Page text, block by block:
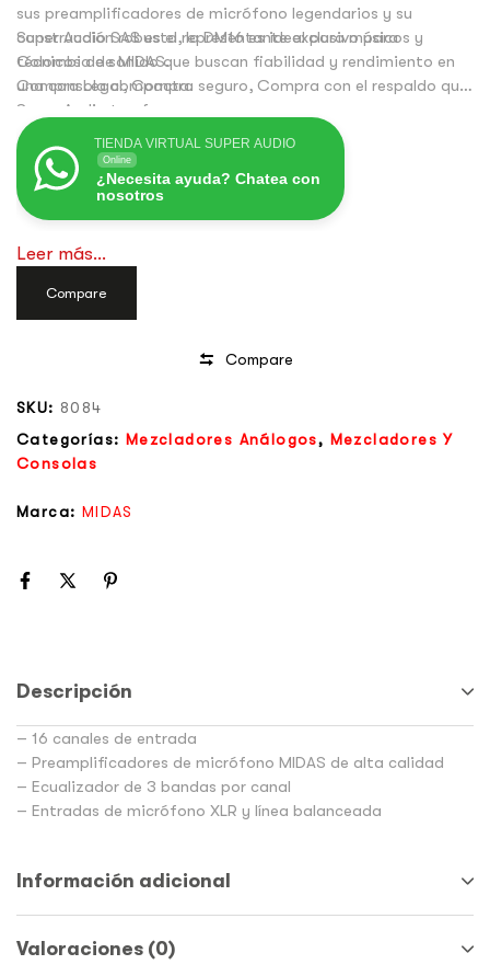
sus preamplificadores de micrófono legendarios y su
construcción robusta, la DM16 es ideal para músicos y
técnicos de sonido que buscan fiabilidad y rendimiento en
una consola compacta.
Super Audio SAS es el representante exclusivo para
Colombia de MIDAS.
Compra Legal, Compra seguro, Compra con el respaldo que
Super Audio te ofrece.
TIENDA VIRTUAL SUPER AUDIO
Online
¿Necesita ayuda? Chatea con
nosotros
Leer más...
Compare
Compare
SKU: 8084
Categorías: Mezcladores Análogos, Mezcladores Y
Consolas
Marca: MIDAS
Descripción
– 16 canales de entrada
– Preamplificadores de micrófono MIDAS de alta calidad
– Ecualizador de 3 bandas por canal
– Entradas de micrófono XLR y línea balanceada
Información adicional
Valoraciones (0)